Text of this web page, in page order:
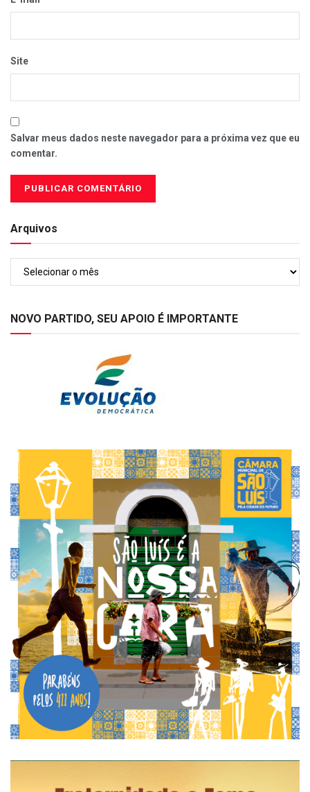
Site
Salvar meus dados neste navegador para a próxima vez que eu
comentar.
Arquivos
NOVO PARTIDO, SEU APOIO É IMPORTANTE